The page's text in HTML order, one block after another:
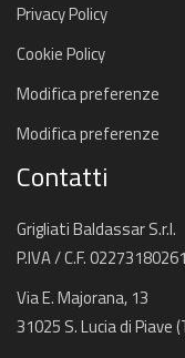
Privacy Policy
Cookie Policy
Modifica preferenze
Modifica preferenze
Contatti
Grigliati Baldassar S.r.l.
P.IVA / C.F. 02273180261
Via E. Majorana, 13
31025 S. Lucia di Piave